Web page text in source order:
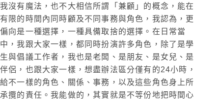
我沒有魔法，也不大相信所謂「兼顧」的概念，能在
有限的時間內同時顧及不同事務與角色，我認為，更
偏向是一種選擇，一種具備取捨的選擇。在日常當
中，我跟大家一樣，都同時扮演許多角色，除了是學
生與倡議工作者，我也是老闆、是朋友、是女兒、是
伴侶，也跟大家一樣，想盡辦法區分僅有的24小時，
給不一樣的角色、關係、事務，以及這些角色身上所
承攬的責任。我能做的，其實就是不等份地把時間心